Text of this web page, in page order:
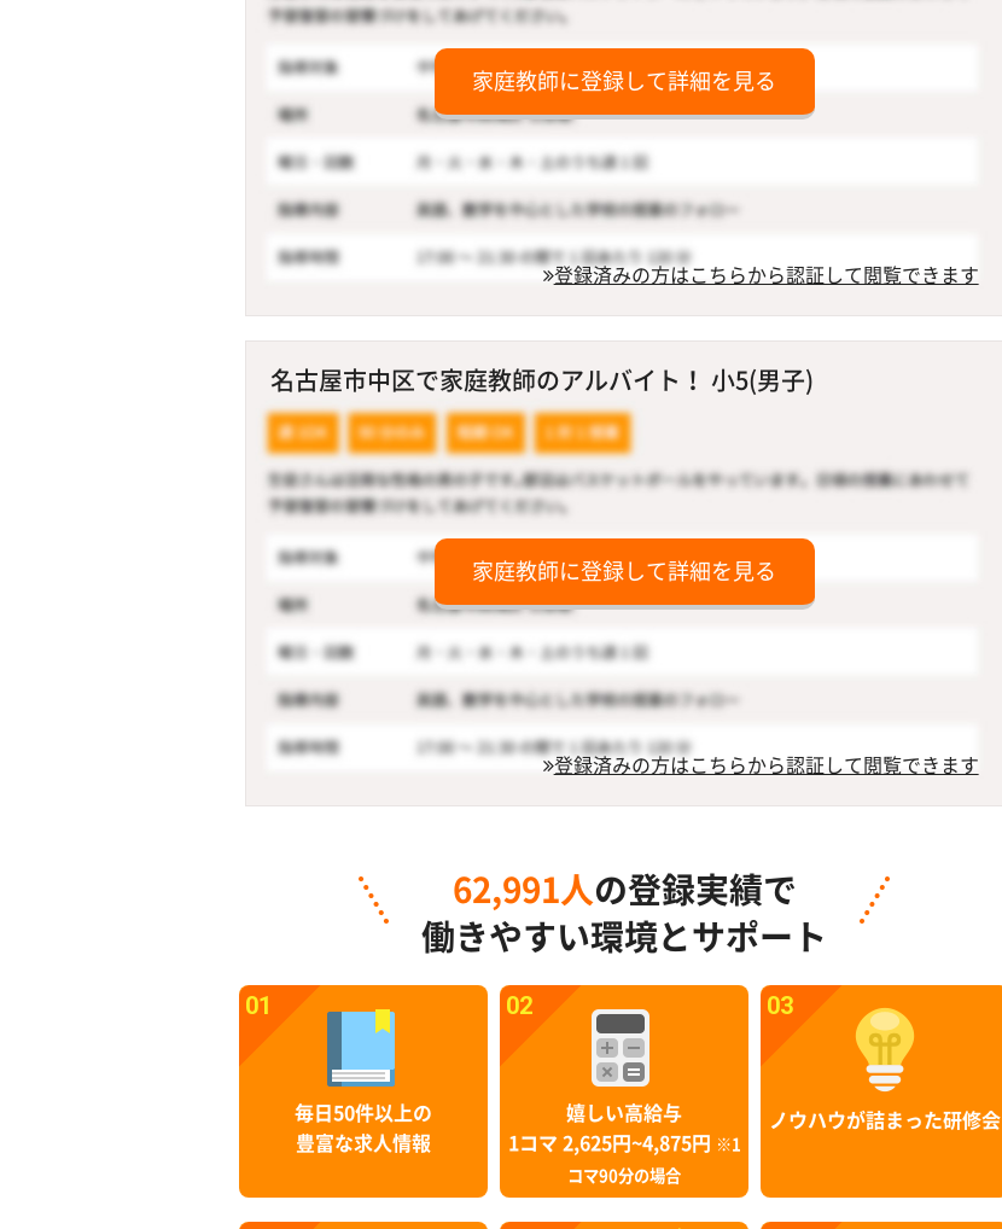
家庭教師に登録して詳細を見る
登録済みの方はこちらから認証して閲覧できます
名古屋市中区で家庭教師のアルバイト！ 小5(男子)
家庭教師に登録して詳細を見る
登録済みの方はこちらから認証して閲覧できます
62,991人 の登録実績で
働きやすい環境とサポート
01
毎日50件以上の
豊富な求人情報
02
嬉しい高給与
1コマ 2,625円~4,875円
※1
コマ90分の場合
03
ノウハウが詰まった研修会